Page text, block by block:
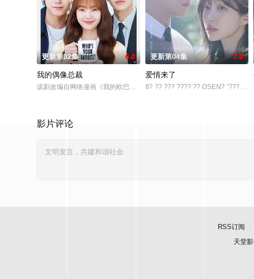
更新第02集 6.0
我的偶像总裁
该剧改编自网络漫画《我的欧巴是偶像》，是一部浪漫喜剧。讲述进入由
更新第04集 7.0
爱情来了
8? ?? ??? ???? ?? OSEN? “???
影片评论
RSS订阅
天堂